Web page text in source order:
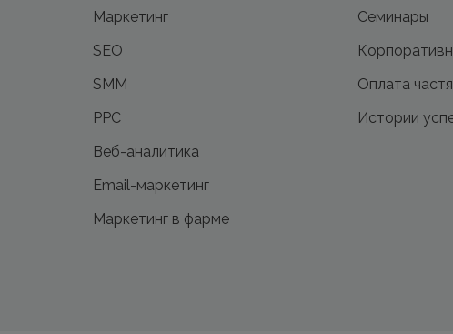
Маркетинг
SEO
SMM
PPC
Веб-аналитика
Email-маркетинг
Маркетинг в фарме
Семинары
Оплата
Истории